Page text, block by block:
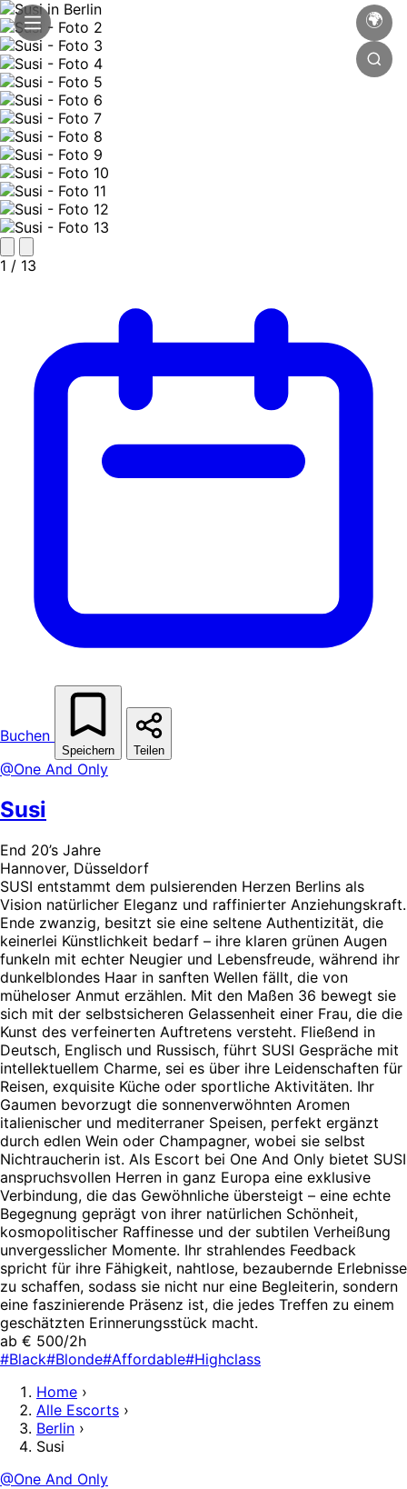
🌍
1 / 13
Buchen
Speichern Teilen
@One And Only
Susi
End 20’s Jahre
Hannover, Düsseldorf
SUSI entstammt dem pulsierenden Herzen Berlins als
Vision natürlicher Eleganz und raffinierter Anziehungskraft.
Ende zwanzig, besitzt sie eine seltene Authentizität, die
keinerlei Künstlichkeit bedarf – ihre klaren grünen Augen
funkeln mit echter Neugier und Lebensfreude, während ihr
dunkelblondes Haar in sanften Wellen fällt, die von
müheloser Anmut erzählen. Mit den Maßen 36 bewegt sie
sich mit der selbstsicheren Gelassenheit einer Frau, die die
Kunst des verfeinerten Auftretens versteht. Fließend in
Deutsch, Englisch und Russisch, führt SUSI Gespräche mit
intellektuellem Charme, sei es über ihre Leidenschaften für
Reisen, exquisite Küche oder sportliche Aktivitäten. Ihr
Gaumen bevorzugt die sonnenverwöhnten Aromen
italienischer und mediterraner Speisen, perfekt ergänzt
durch edlen Wein oder Champagner, wobei sie selbst
Nichtraucherin ist. Als Escort bei One And Only bietet SUSI
anspruchsvollen Herren in ganz Europa eine exklusive
Verbindung, die das Gewöhnliche übersteigt – eine echte
Begegnung geprägt von ihrer natürlichen Schönheit,
kosmopolitischer Raffinesse und der subtilen Verheißung
unvergesslicher Momente. Ihr strahlendes Feedback
spricht für ihre Fähigkeit, nahtlose, bezaubernde Erlebnisse
zu schaffen, sodass sie nicht nur eine Begleiterin, sondern
eine faszinierende Präsenz ist, die jedes Treffen zu einem
geschätzten Erinnerungsstück macht.
ab € 500/2h
#Black#Blonde#Affordable#Highclass
Home ›
Alle Escorts ›
Berlin ›
Susi
@One And Only